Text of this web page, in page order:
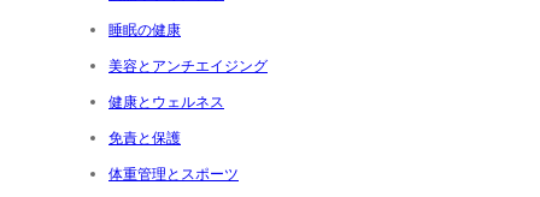
睡眠の健康
美容とアンチエイジング
健康とウェルネス
免責と保護
体重管理とスポーツ